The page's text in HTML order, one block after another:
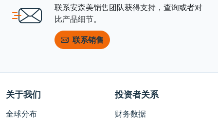
联系安森美销售团队获得支持，查询或者对
比产品细节。
联系销售
关于我们
全球分布
投资者关系
财务数据